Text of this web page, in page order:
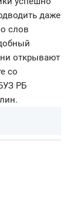
даже
слов
открывают
со
РБ